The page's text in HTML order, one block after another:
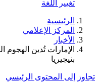
تغيير اللغة
الرئيسية
المركز الإعلامي
الأخبار
الإمارات تُدين
بنيجيريا
تجاوز إلى المحتوى الرئيسي